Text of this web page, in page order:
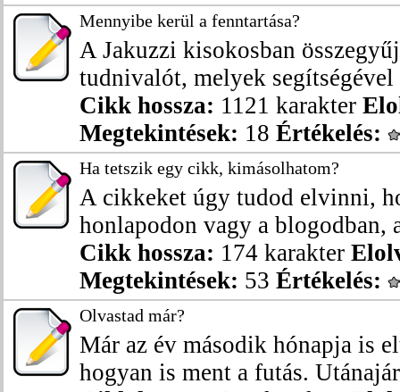
Mennyibe kerül a fenntartása?
A Jakuzzi kisokosban
tudnivalót, melyek segítségével
Cikk hossza: 1121 karakter
Megtekintések: 18 Értékelés:
Ha tetszik egy cikk, kimásolhatom?
A cikkeket úgy tudod elvinni,
honlapodon vagy a blogodban,
Cikk hossza: 174 karakter
Megtekintések: 53 Értékelés:
Olvastad már?
Már az év második hónapja is
hogyan is ment a futás.